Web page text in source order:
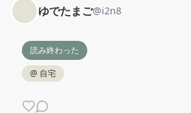
ゆでたまご@i2n8
読み終わった
@ 自宅